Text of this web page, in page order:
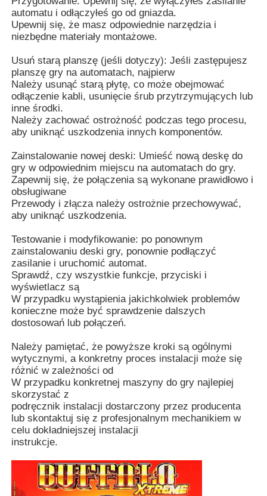
Szafka na gry slotowe
stół do gry w ryby
Oprogramowanie do gier online
Części rybołówstwa
Ekran maszyny gry
automatu i odłączyłeś go od gniazda.
Upewnij się, że masz odpowiednie narzędzia i
niezbędne materiały montażowe.
Usuń starą planszę (jeśli dotyczy): Jeśli zastępujesz
planszę gry na automatach, najpierw
Należy usunąć starą płytę, co może obejmować
odłączenie kabli, usunięcie śrub przytrzymujących lub
inne środki.
Należy zachować ostrożność podczas tego procesu,
aby uniknąć uszkodzenia innych komponentów.
Zainstalowanie nowej deski: Umieść nową deskę do
gry w odpowiednim miejscu na automatach do gry.
Zapewnij się, że połączenia są wykonane prawidłowo i
obsługiwane
Przewody i złącza należy ostrożnie przechowywać,
aby uniknąć uszkodzenia.
Testowanie i modyfikowanie: po ponownym
zainstalowaniu deski gry, ponownie podłączyć
zasilanie i uruchomić automat.
Sprawdź, czy wszystkie funkcje, przyciski i
wyświetlacz są
W przypadku wystąpienia jakichkolwiek problemów
konieczne może być sprawdzenie dalszych
dostosowań lub połączeń.
Należy pamiętać, że powyższe kroki są ogólnymi
wytycznymi, a konkretny proces instalacji może się
różnić w zależności od
W przypadku konkretnej maszyny do gry najlepiej
skorzystać z
podręcznik instalacji dostarczony przez producenta
lub skontaktuj się z profesjonalnym mechanikiem w
celu dokładniejszej instalacji
instrukcje.